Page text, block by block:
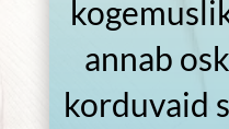
annab
korduvaid